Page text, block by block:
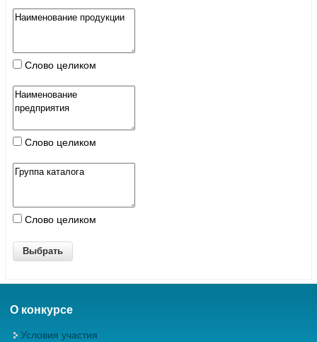
Слово целиком
Слово целиком
Слово целиком
О конкурсе
Условия участия